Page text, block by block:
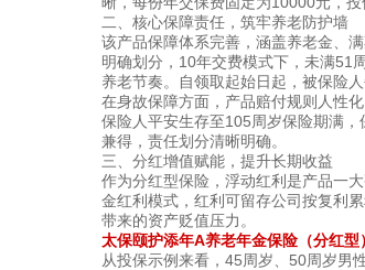
二、核心保障责任，筑牢养老防护墙
该产品保障体系完善，涵盖养老金、
明确划分，10年交费模式下，未满51
养老节奏。自领取起始日起，被保险
在身故保障方面，产品赔付规则人性
保险人平安生存至105周岁保险期满
兼得，责任划分清晰明确。
三、分红增值赋能，提升长期收益
作为分红型保险，浮动红利是产品一
金红利模式，红利可留存公司按复利
带来的资产贬值压力。
太保颐护添年A养老年金保险（分红型
从投保示例来看，45周岁、50周岁男